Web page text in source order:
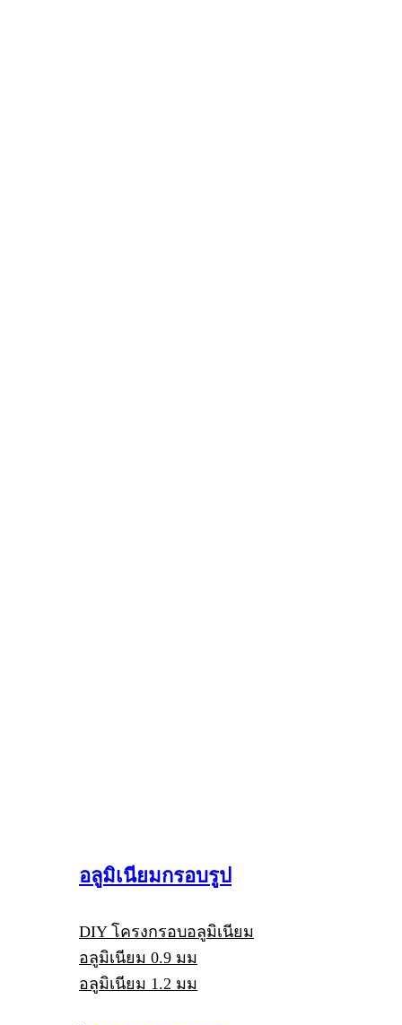
อลูมิเนียมกรอบรูป
DIY โครงกรอบอลูมิเนียม
อลูมิเนียม 0.9 มม
อลูมิเนียม 1.2 มม